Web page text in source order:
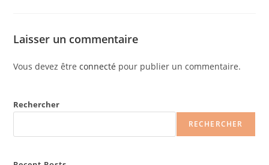
Laisser un commentaire
Vous devez êtreconnecté pour publier un commentaire.
Rechercher
RECHERCHER